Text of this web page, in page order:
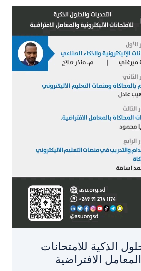
الذكية للامتحانات
الافتراضية